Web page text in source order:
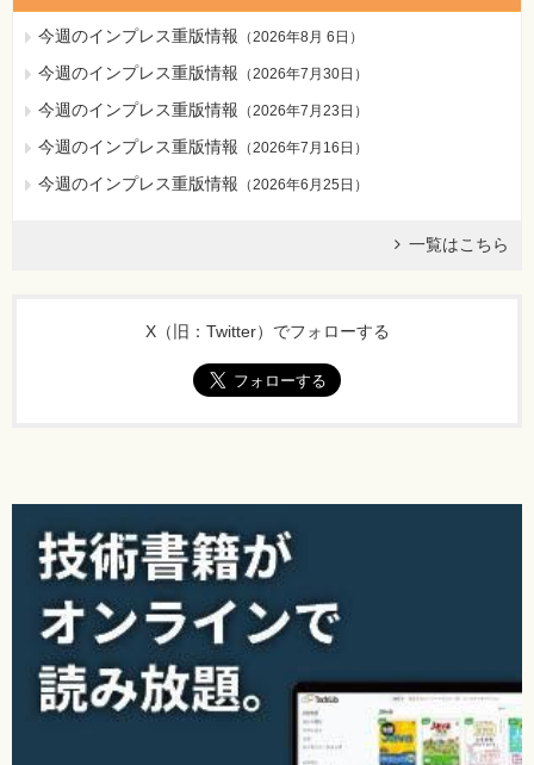
今週のインプレス重版情報 （2026年8月 6日 ）
今週のインプレス重版情報 （2026年7月30日 ）
今週のインプレス重版情報 （2026年7月23日 ）
今週のインプレス重版情報 （2026年7月16日 ）
今週のインプレス重版情報 （2026年6月25日 ）
一覧はこちら
X（旧：Twitter）でフォローする